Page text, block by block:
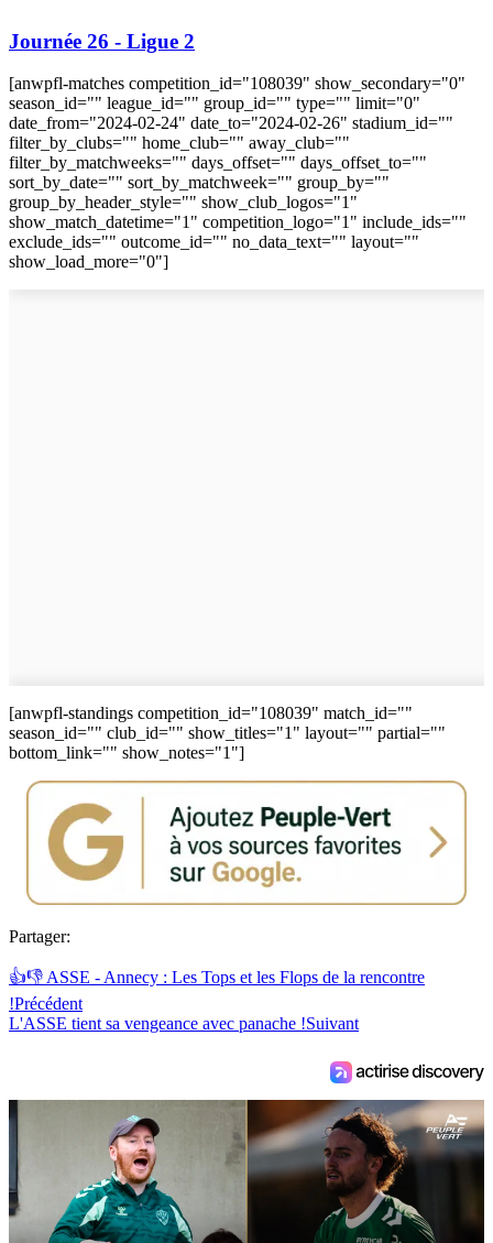
Journée 26 - Ligue 2
[anwpfl-matches competition_id="108039" show_secondary="0"
season_id="" league_id="" group_id="" type="" limit="0"
date_from="2024-02-24" date_to="2024-02-26" stadium_id=""
filter_by_clubs="" home_club="" away_club=""
filter_by_matchweeks="" days_offset="" days_offset_to=""
sort_by_date="" sort_by_matchweek="" group_by=""
group_by_header_style="" show_club_logos="1"
show_match_datetime="1" competition_logo="1" include_ids=""
exclude_ids="" outcome_id="" no_data_text="" layout=""
show_load_more="0"]
[anwpfl-standings competition_id="108039" match_id=""
season_id="" club_id="" show_titles="1" layout="" partial=""
bottom_link="" show_notes="1"]
Partager:
👍👎 ASSE - Annecy : Les Tops et les Flops de la rencontre
!Précédent
L'ASSE tient sa vengeance avec panache !Suivant